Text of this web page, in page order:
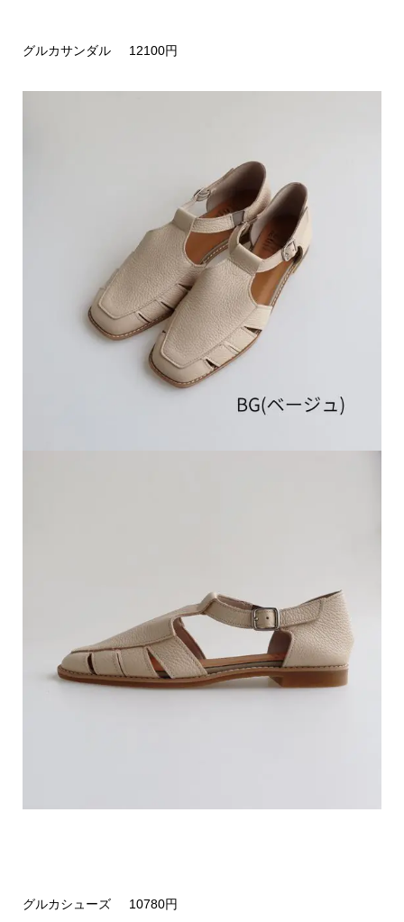
グルカサンダル 12100円
グルカシューズ 10780円